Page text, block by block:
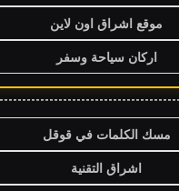
موقع اشراق اون لاين
اركان سياحة وسفر
مسك الكلمات في قوقل
اشراق التقنية